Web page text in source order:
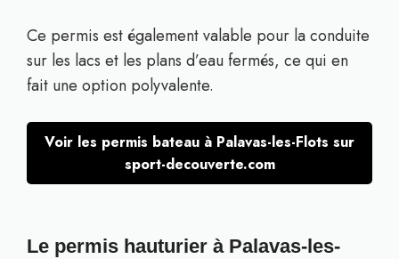
Ce permis est également valable pour la conduite
sur les lacs et les plans d’eau fermés, ce qui en
fait une option polyvalente.
Voir les permis bateau à Palavas-les-Flots sur
sport-decouverte.com
Le permis hauturier à Palavas-les-